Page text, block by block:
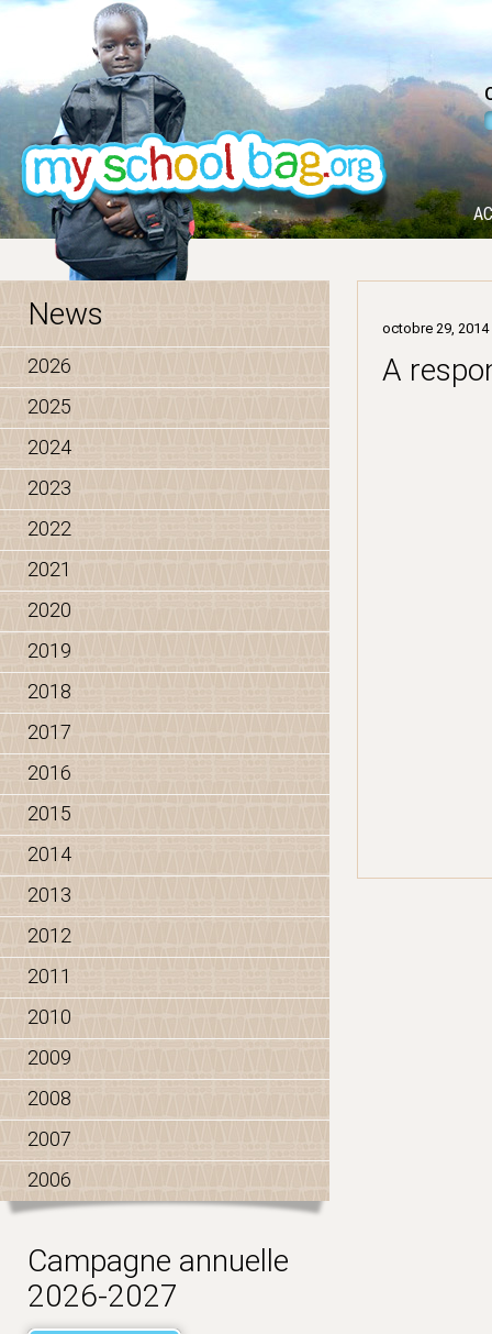
News
2026
2025
2024
2023
2022
2021
2020
2019
2018
2017
2016
2015
2014
2013
2012
2011
2010
2009
2008
2007
2006
Campagne annuelle
2026-2027
octobre 29, 2014
A